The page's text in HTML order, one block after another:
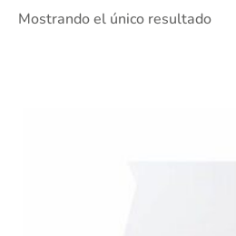
Mostrando el único resultado